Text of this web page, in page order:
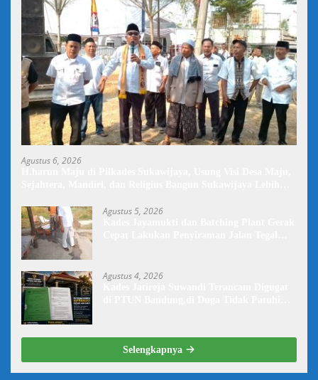
Agustus 6, 2026
Agustus 5, 2026
Agustus 4, 2026
Selengkapnya